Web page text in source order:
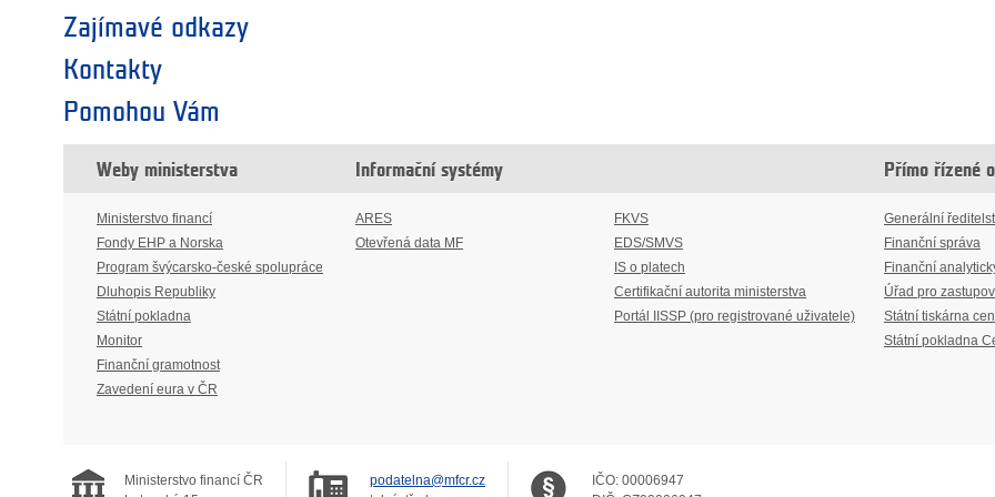
Zajímavé odkazy
Kontakty
Pomohou Vám
Weby ministerstva
Ministerstvo financí
Fondy EHP a Norska
Program švýcarsko-české spolupráce
Dluhopis Republiky
Státní pokladna
Monitor
Finanční gramotnost
Zavedení eura v ČR
Informační systémy
ARES
Otevřená data MF
FKVS
EDS/SMVS
IS o platech
Certifikační autorita ministerstva
Portál IISSP (pro registrované uživatele)
Přímo řízené
Generální
Finanční správa
Finanční
Úřad pro
Státní tiskárna
Státní pokladna
Ministerstvo financí ČR
podatelna@mfcr.cz
IČO: 00006947